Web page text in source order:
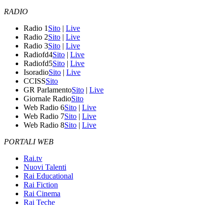
RADIO
Radio 1 Sito | Live
Radio 2Sito | Live
Radio 3Sito | Live
Radiofd4Sito | Live
Radiofd5Sito | Live
IsoradioSito | Live
CCISSSito
GR ParlamentoSito | Live
Giornale RadioSito
Web Radio 6Sito | Live
Web Radio 7Sito | Live
Web Radio 8Sito | Live
PORTALI WEB
Rai.tv
Nuovi Talenti
Rai Educational
Rai Fiction
Rai Cinema
Rai Teche